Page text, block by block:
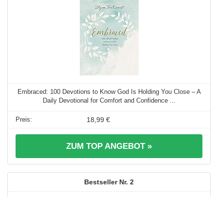
Embraced: 100 Devotions to Know God Is Holding You Close – A
Daily Devotional for Comfort and Confidence ...
18,99 €
ZUM TOP ANGEBOT »
2